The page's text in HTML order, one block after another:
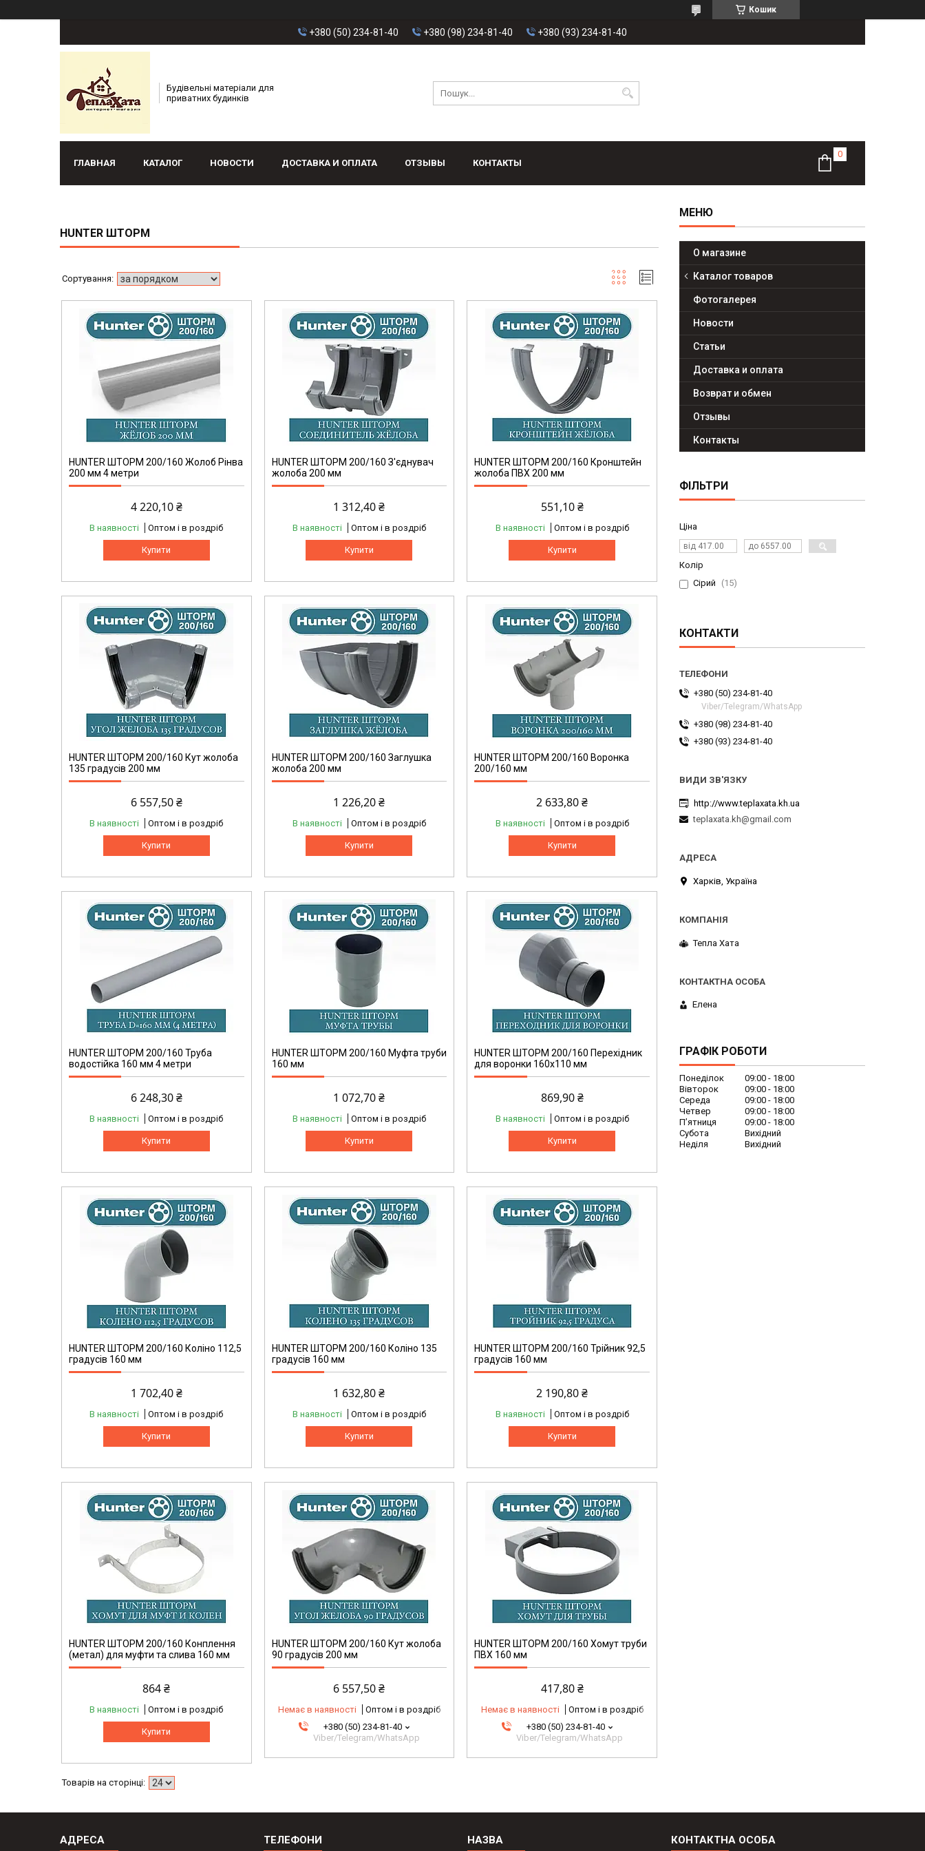
Кошик
+380 (50) 234-81-40 +380 (98) 234-81-40 +380 (93) 234-81-40
Будівельні матеріали для
приватних будинків
ГЛАВНАЯ КАТАЛОГ НОВОСТИ ДОСТАВКА И ОПЛАТА ОТЗЫВЫ КОНТАКТЫ
HUNTER ШТОРМ
HUNTER ШТОРМ 200/160 Жолоб Рінва
200 мм 4 метри
4 220,10 ₴
В наявності Оптом і в роздріб
Купити
HUNTER ШТОРМ 200/160 З'єднувач
жолоба 200 мм
1 312,40 ₴
В наявності Оптом і в роздріб
Купити
HUNTER ШТОРМ 200/160 Кронштейн
жолоба ПВХ 200 мм
551,10 ₴
В наявності Оптом і в роздріб
Купити
HUNTER ШТОРМ 200/160 Кут жолоба
135 градусів 200 мм
6 557,50 ₴
В наявності Оптом і в роздріб
Купити
HUNTER ШТОРМ 200/160 Заглушка
жолоба 200 мм
1 226,20 ₴
В наявності Оптом і в роздріб
Купити
HUNTER ШТОРМ 200/160 Воронка
200/160 мм
2 633,80 ₴
В наявності Оптом і в роздріб
Купити
HUNTER ШТОРМ 200/160 Труба
водостійка 160 мм 4 метри
6 248,30 ₴
В наявності Оптом і в роздріб
Купити
HUNTER ШТОРМ 200/160 Муфта труби
160 мм
1 072,70 ₴
В наявності Оптом і в роздріб
Купити
HUNTER ШТОРМ 200/160 Перехідник
для воронки 160х110 мм
869,90 ₴
В наявності Оптом і в роздріб
Купити
HUNTER ШТОРМ 200/160 Коліно 112,5
градусів 160 мм
1 702,40 ₴
В наявності Оптом і в роздріб
Купити
HUNTER ШТОРМ 200/160 Коліно 135
градусів 160 мм
1 632,80 ₴
В наявності Оптом і в роздріб
Купити
HUNTER ШТОРМ 200/160 Трійник 92,5
градусів 160 мм
2 190,80 ₴
В наявності Оптом і в роздріб
Купити
HUNTER ШТОРМ 200/160 Конплення
(метал) для муфти та слива 160 мм
864 ₴
В наявності Оптом і в роздріб
Купити
HUNTER ШТОРМ 200/160 Кут жолоба
90 градусів 200 мм
6 557,50 ₴
Немає в наявності
Оптом і в роздріб
+380 (50) 234-81-40
Viber/Telegram/WhatsApp
HUNTER ШТОРМ 200/160 Хомут труби
ПВХ 160 мм
417,80 ₴
Немає в наявності
Оптом і в роздріб
+380 (50) 234-81-40
Viber/Telegram/WhatsApp
О магазине
Каталог товаров
Фотогалерея
Новости
Статьи
Доставка и оплата
Возврат и обмен
Отзывы
Контакты
ФІЛЬТРИ
Ціна
Колір
Сірий
15
КОНТАКТИ
+380 (50) 234-81-40
Viber/Telegram/WhatsApp
+380 (98) 234-81-40
+380 (93) 234-81-40
http://www.teplaxata.kh.ua
teplaxata.kh@gmail.com
Харків, Україна
Тепла Хата
Елена
ГРАФІК РОБОТИ
Понеділок 09:00
18:00
Вівторок
09:00
18:00
Середа
09:00
18:00
Четвер
09:00
18:00
Пʼятниця
09:00
18:00
Субота
Вихідний
Неділя
Вихідний